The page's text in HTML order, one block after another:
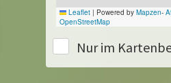
Leaflet | Powered by Mapzen-
OpenStreetMap
Nur im